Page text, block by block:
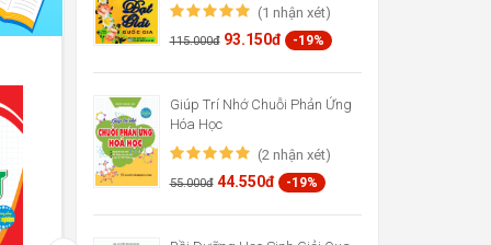
(1 nhận xét)
115.000đ 93.150đ -19%
Giúp Trí Nhớ Chuỗi Phản Ứng
Hóa Học
(2 nhận xét)
55.000đ 44.550đ -19%